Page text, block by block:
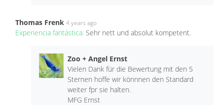
Thomas Frenk 4 years ago
Experiencia fantástica: Sehr nett und absolut kompetent.
Zoo + Angel Ernst
Vielen Dank für die Bewertung mit den 5
Sternen hoffe wir könnnen den Standard
weiter fpr sie halten.
MFG Ernst